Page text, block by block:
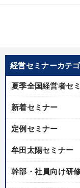
経営セミナーカテ
夏季全国経営者セ
新着セミナー
定例セミナー
牟田太陽セミナー
幹部・社員向け研